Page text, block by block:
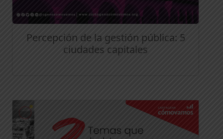
Percepción de la gestión pública: 5
ciudades capitales